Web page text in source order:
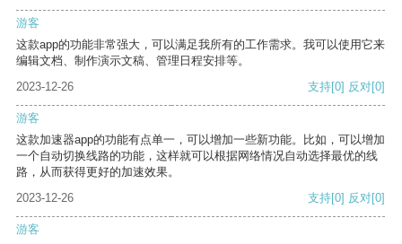
游客
这款app的功能非常强大，可以满足我所有的工作需求。我可以使用它来
编辑文档、制作演示文稿、管理日程安排等。
2023-12-26
支持[0] 反对[0]
游客
这款加速器app的功能有点单一，可以增加一些新功能。比如，可以增加
一个自动切换线路的功能，这样就可以根据网络情况自动选择最优的线
路，从而获得更好的加速效果。
2023-12-26
支持[0] 反对[0]
游客